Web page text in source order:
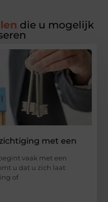
die u mogelijk
met een
vaak met een
u dat u zich laat
of